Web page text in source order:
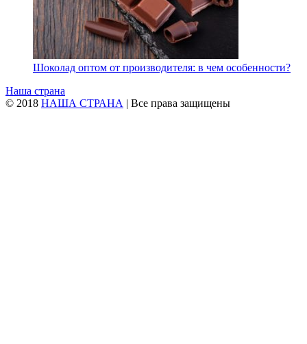
Шоколад оптом от производителя: в чем особенности?
Наша страна
© 2018 НАША СТРАНА | Все права защищены